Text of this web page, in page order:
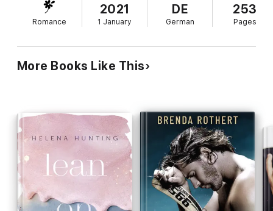
ihm und Mia knistert es schon seit Jahren gewaltig und nur mit
größter Anstrengung ist es ihm bisher gelungen, der
Versuchung nachzugeben. Doch wie soll Ethan die Anziehung,
Tag aufeinandertreffen?
"Ethan wird euer Herz erobern und euch weiche Knie
Romance
2021
1 January
DE
German
253
Pages
More Books Like This